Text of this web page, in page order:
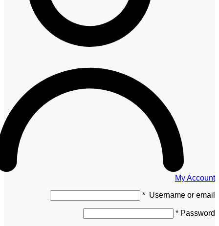
My Account
Username or email
*
Password
*